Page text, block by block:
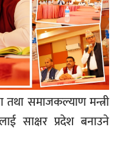
तथा समाजकल्याण मन्त्री
साक्षर प्रदेश बनाउने